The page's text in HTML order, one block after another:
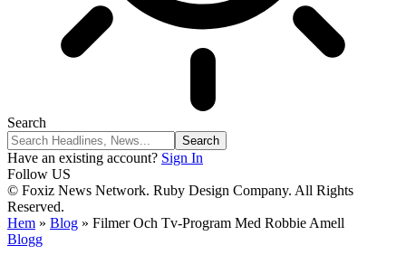
Search
Have an existing account? Sign In
Follow US
© Foxiz News Network. Ruby Design Company. All Rights
Reserved.
Hem » Blog » Filmer Och Tv-Program Med Robbie Amell
Blogg